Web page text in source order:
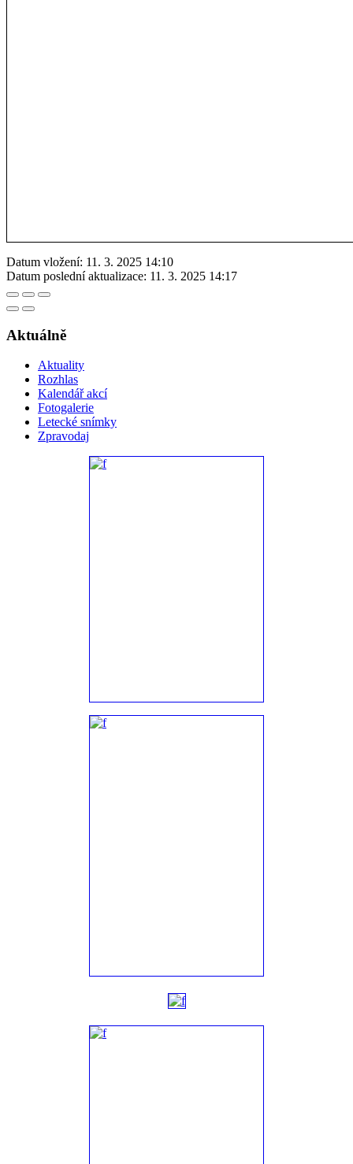
Datum vložení: 11. 3. 2025 14:10
Datum poslední aktualizace: 11. 3. 2025 14:17
Aktuálně
Aktuality
Rozhlas
Kalendář akcí
Fotogalerie
Letecké snímky
Zpravodaj